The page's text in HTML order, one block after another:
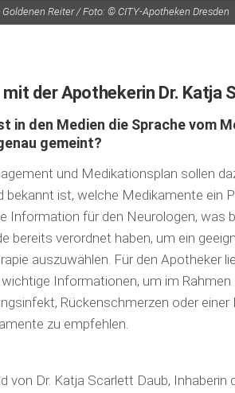
Reiter / Foto: © CITY-Apotheken Dresden
der Apothekerin Dr. Katja
in den Medien die Sprache vom
gemeint?
und Medikationsplan sollen
bekannt ist, welche Medi­kamente ein
Information für den Neurologen, was
bereits verordnet haben, um ein
auszuwählen. Für den Apotheker
Informationen, um im
Rücken­schmer­zen oder
zu empfehlen.
von Dr. Katja Scarlett Daub, Inhaberin